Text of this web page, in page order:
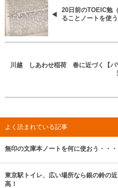
20日前のTOEIC勉
ることノートを使う
川越 しあわせ稲荷 春に近づく【パ
よく読まれている記事
無印の文庫本ノートを何に使おう・・・
東京駅トイレ、広い場所なら銀の鈴の
高！